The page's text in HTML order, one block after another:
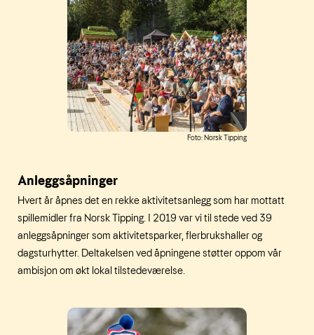
Foto: Norsk Tipping
Anleggsåpninger
Hvert år åpnes det en rekke aktivitetsanlegg som har mottatt
spillemidler fra Norsk Tipping. I 2019 var vi til stede ved 39
anleggsåpninger som aktivitetsparker, flerbrukshaller og
dagsturhytter. Deltakelsen ved åpningene støtter oppom vår
ambisjon om økt lokal tilstedeværelse.